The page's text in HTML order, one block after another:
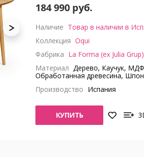
184 990 руб.
Наличие Товар в наличии в
Коллекция Oqui
Фабрика La Forma (ex Julia Grup)
Материал Дерево, Каучук,
Обработанная древесина,
Производство Испания
КУПИТЬ